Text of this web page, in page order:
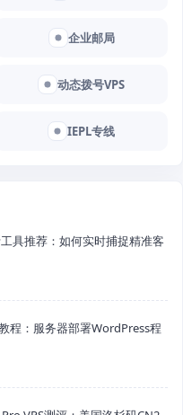
企业邮局
动态拨号VPS
IEPL专线
具推荐：如何实时捕捉精准客
程：服务器部署WordPress程